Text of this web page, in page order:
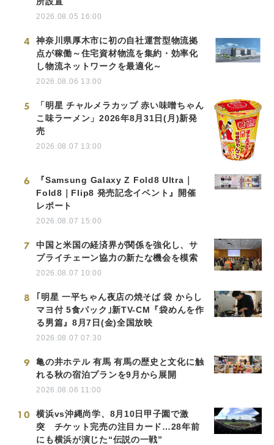
2026.08.05 16:00
4
神奈川県厚木市に初の自社運営型物流拠
点が稼働～住宅資材物流を集約・効率化
し物流ネットワークを最適化～
2026.08.06 13:00
5
「明星 チャルメラカップ 赤い味噌ちゃん
こ味ラーメン」2026年8月31日(月)新発
売
2026.08.07 13:00
6
『Samsung Galaxy Z Fold8 Ultra｜
Fold8｜Flip8 発売記念イベント』開催
レポート
2026.08.07 15:00
7
中国と米国の経済界が関係を強化し、サ
プライチェーン協力の新たな機会を模索
2026.08.07 10:00
8
｢明星 一平ちゃん夜店の焼そば 袋 からし
マヨ付 5食パック｣新TV-CM『袋めんを作
る男篇』8月7日(金)全国放映
2026.08.07 07:30
9
亀の井ホテル 有馬 有馬の歴史と文化に触
れる秋の宿泊プランを9月から展開
2026.08.06 11:00
10
横浜vs沖縄尚学、8月10日甲子園で激
突 チケット完売の注目カード…28年前
にも横浜が演じた“伝説の一戦”